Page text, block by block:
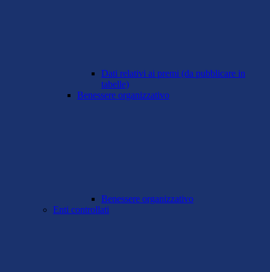
Dati relativi ai premi (da pubblicare in
tabelle)
Benessere organizzativo
Benessere organizzativo
Enti controllati